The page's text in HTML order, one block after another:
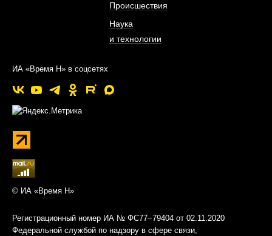
Происшествия
Наука
и технологии
ИА «Время Н» в соцсетях
© ИА «Время Н»
Регистрационный номер ИА № ФС77−79404 от 02.11.2020
Федеральной службой по надзору в сфере связи,